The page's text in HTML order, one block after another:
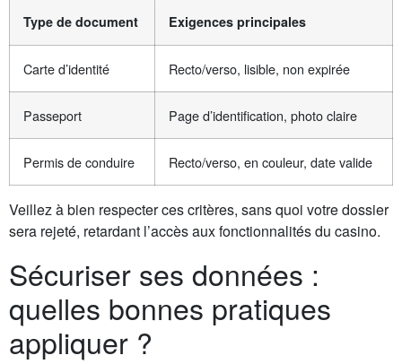
Type de document Exigences principales
Carte d’identité Recto/verso, lisible, non expirée
Passeport Page d’identification, photo claire
Permis de conduire Recto/verso, en couleur, date valide
Veillez à bien respecter ces critères, sans quoi votre dossier
sera rejeté, retardant l’accès aux fonctionnalités du casino.
Sécuriser ses données :
quelles bonnes pratiques
appliquer ?